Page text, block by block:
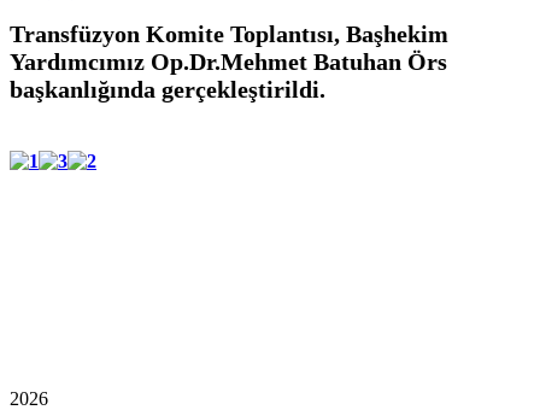
Transfüzyon Komite Toplantısı, Başhekim
Yardımcımız Op.Dr.Mehmet Batuhan Örs
başkanlığında gerçekleştirildi.
2026